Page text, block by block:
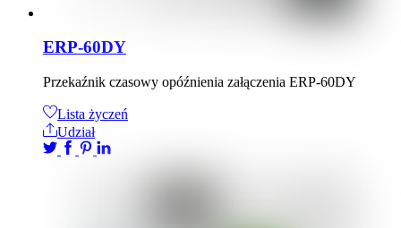
ERP-60DY
Przekaźnik czasowy opóźnienia załączenia ERP-60DY
Lista życzeń
Udział